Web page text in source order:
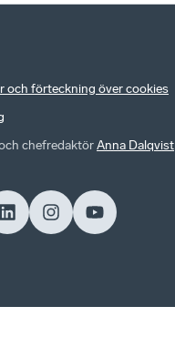
och förteckning över cookies
chefredaktörAnna Dalqvist